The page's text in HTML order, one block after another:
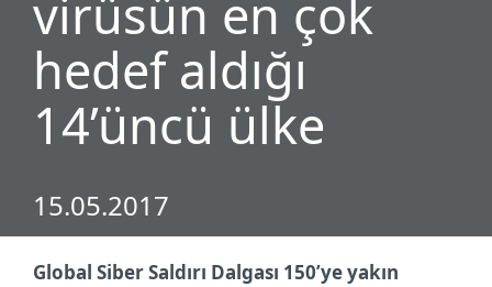
virüsün en çok
hedef aldığı
14’üncü ülke
15.05.2017
Global Siber Saldırı Dalgası 150’ye yakın